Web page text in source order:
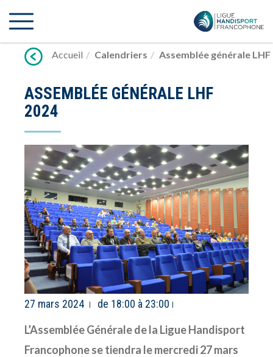
vers
Accueil
Calendriers Assemblée générale LHF
ASSEMBLÉE GÉNÉRALE LHF
2024
27 mars 2024 de 18:00 à 23:00
L’Assemblée Générale de la Ligue Handisport
Francophone se tiendra le mercredi 27 mars